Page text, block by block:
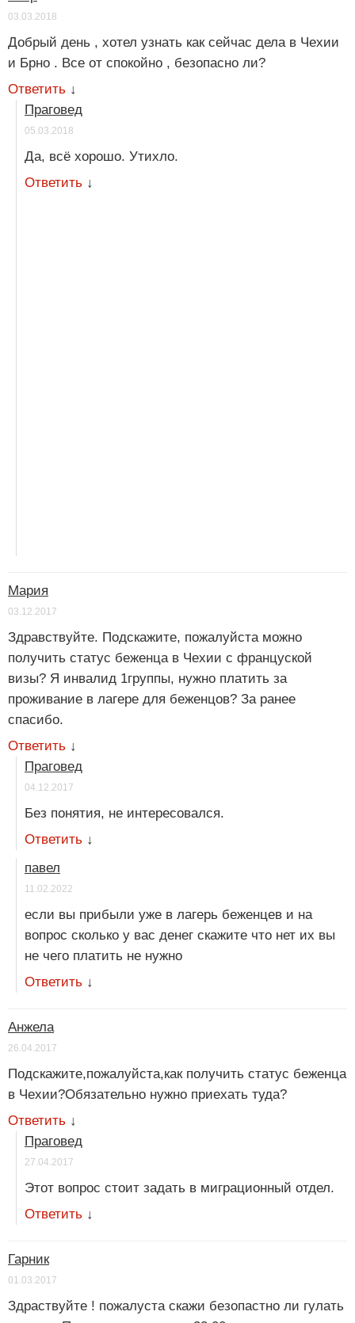
03.03.2018
Добрый день , хотел узнать как сейчас дела в Чехии
и Брно . Все от спокойно , безопасно ли?
Ответить ↓
Праговед
05.03.2018
Да, всё хорошо. Утихло.
Ответить ↓
Мария
03.12.2017
Здравствуйте. Подскажите, пожалуйста можно
получить статус беженца в Чехии с француской
визы? Я инвалид 1группы, нужно платить за
проживание в лагере для беженцов? За ранее
спасибо.
Ответить ↓
Праговед
04.12.2017
Без понятия, не интересовался.
Ответить ↓
павел
11.02.2022
если вы прибыли уже в лагерь беженцев и на
вопрос сколько у вас денег скажите что нет их вы
не чего платить не нужно
Ответить ↓
Анжела
26.04.2017
Подскажите,пожалуйста,как получить статус беженца
в Чехии?Обязательно нужно приехать туда?
Ответить ↓
Праговед
27.04.2017
Этот вопрос стоит задать в миграционный отдел.
Ответить ↓
Гарник
01.03.2017
Здраствуйте ! пожалуста скажи безопастно ли гулать